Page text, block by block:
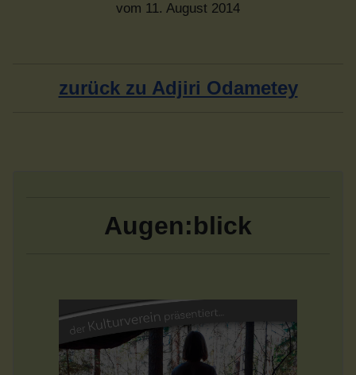
vom 11. August 2014
zurück zu Adjiri Odametey
Augen:blick